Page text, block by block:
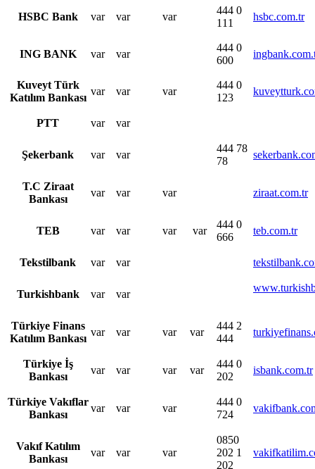
​HSBC Bank ​var ​var ​var
​444 0
111
hsbc.com.tr
ING BANK​ ​var ​var
​444 0
600
Kuveyt Türk
Katılım Bankası​
​var ​var ​var
​444 0
123
​PTT ​var ​var
​Şekerbank ​var ​var
​444 78
78
T.C Ziraat
Bankası​
​var ​var ​var ziraat.com.tr
​TEB ​var ​var ​var ​ var
​444 0
666
teb.com.tr
​Tekstilbank ​var ​var
Turkishbank​ ​var ​var
Türkiye Finans
Katılım Bankası​
​var ​var ​var ​var
​444 2
444
​Türkiye İş
Bankası
​var ​var ​var ​var
​444 0
202
isbank.com.tr
​Türkiye Vakıflar​
Bankası
​var ​var ​var
​444 0
724
​Vakıf Katılım
Bankası
​var ​var ​var
​0850
202 1
202